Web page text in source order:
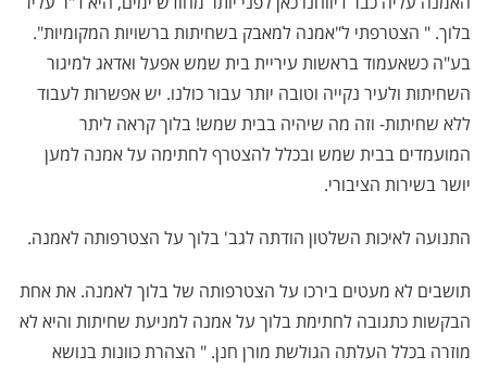
בלוך. " הצטרפתי ל"אמנה למאבק בשחיתות ברשויות המקומיות".
בע"ה כשאעמוד בראשות עיריית בית שמש אפעל ואדאג למיגור
השחיתות ולעיר נקייה וטובה יותר עבור כולנו. יש אפשרות לעבוד
ללא שחיתות- וזה מה שיהיה בבית שמש! בלוך קראה ליתר
המועמדים בבית שמש ובכלל להצטרף לחתימה על אמנה למען
יושר בשירות הציבורי.
התנועה לאיכות השלטון הודתה לגב' בלוך על הצטרפותה לאמנה.
תושבים לא מעטים בירכו על הצטרפותה של בלוך לאמנה. את אחת
הבקשות כתגובה לחתימת בלוך על אמנה למניעת שחיתות והיא לא
מוזרה בכלל העלתה הגולשת מורן חנן. " הצהרת כוונות בנושא